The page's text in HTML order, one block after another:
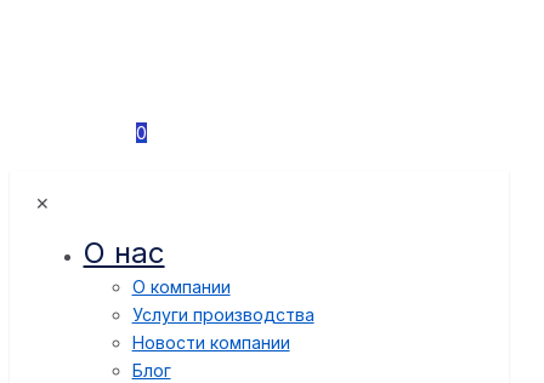
0
✕
О нас
О компании
Услуги производства
Новости компании
Блог